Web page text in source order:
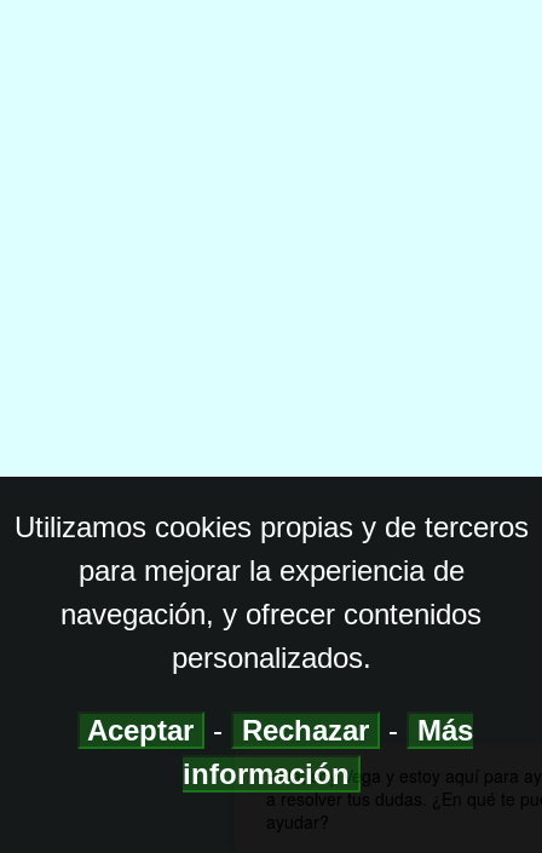
Utilizamos cookies propias y de terceros
para mejorar la experiencia de
navegación, y ofrecer contenidos
personalizados.
Aceptar - Rechazar -
Más
información